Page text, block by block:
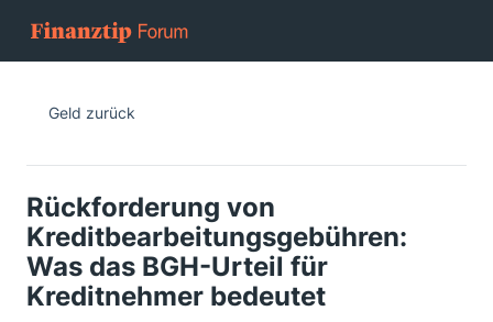
Geld zurück
Rückforderung von
Kreditbearbeitungsgebühren:
Was das BGH-Urteil für
Kreditnehmer bedeutet